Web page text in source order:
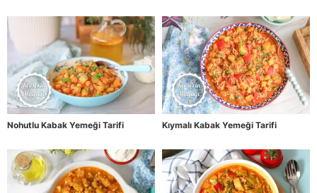
Nohutlu Kabak Yemeği Tarifi Kıymalı Kabak Yemeği Tarifi